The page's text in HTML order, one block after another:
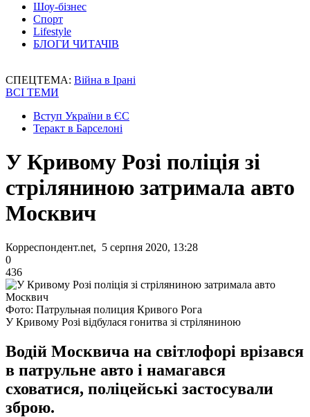
Шоу-бізнес
Спорт
Lifestyle
БЛОГИ ЧИТАЧІВ
СПЕЦТЕМА: Війна в Ірані
ВСІ ТЕМИ
Вступ України в ЄС
Теракт в Барселоні
У Кривому Розі поліція зі
стріляниною затримала авто
Москвич
Корреспондент.net, 5 серпня 2020, 13:28
0
436
Фото: Патрульная полиция Кривого Рога
У Кривому Розі відбулася гонитва зі стріляниною
Водій Москвича на світлофорі врізався
в патрульне авто і намагався
сховатися, поліцейські застосували
зброю.